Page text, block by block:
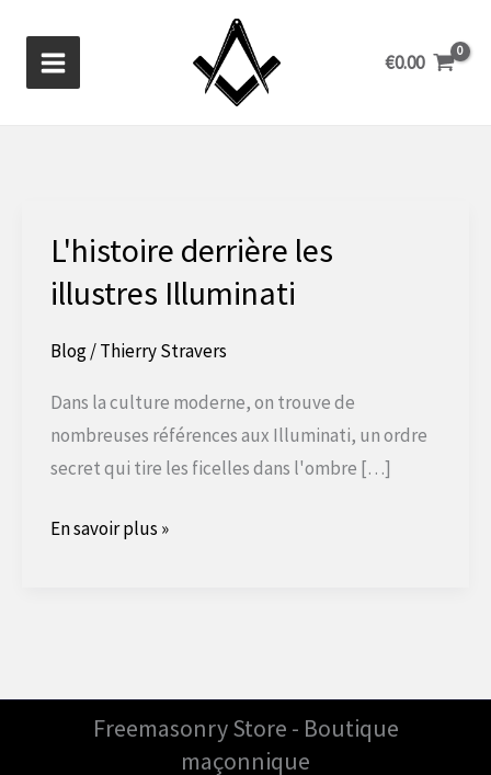
contenu
€0.00
L'histoire derrière les
illustres Illuminati
Blog/Thierry Stravers
Dans la culture moderne, on trouve de
nombreuses références aux Illuminati, un ordre
secret qui tire les ficelles dans l'ombre […]
L'histoire
En savoir plus »
Freemasonry Store - Boutique
maçonnique